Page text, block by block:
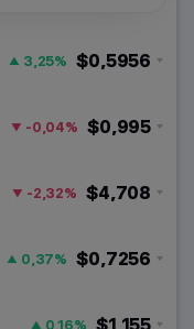
$0,5956
3,25%
$0,995
-0,04%
$4,708
-2,32%
$0,7256
0,37%
0,16%